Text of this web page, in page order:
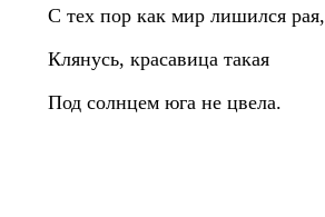
С тех пор как мир лишился рая,
Клянусь, красавица такая
Под солнцем юга не цвела.